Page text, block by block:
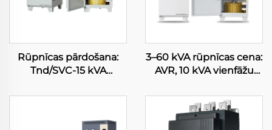
Rūpnīcas pārdošana:
Tnd/SVC-15 kVA
stabilizators,
regulatoris, maiņstrāva
3–60 kVA rūpnīcas cena:
AVR, 10 kVA vienfāžu
sprieguma stabilizators,
izvade 220 V, vara